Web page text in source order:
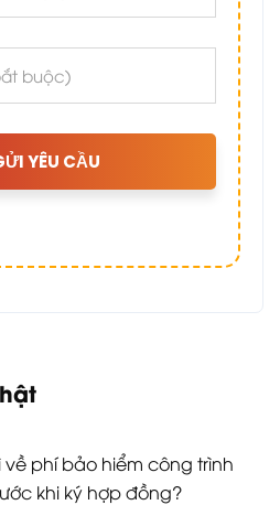
YÊU CẦU
về phí bảo hiểm công trình
khi ký hợp đồng?